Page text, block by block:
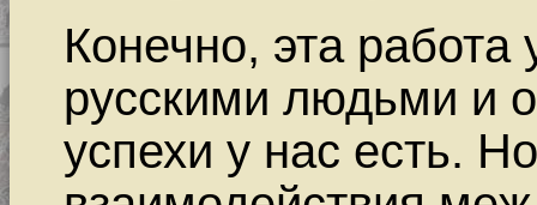
Конечно, эта
русскими людьми и
успехи у нас есть.